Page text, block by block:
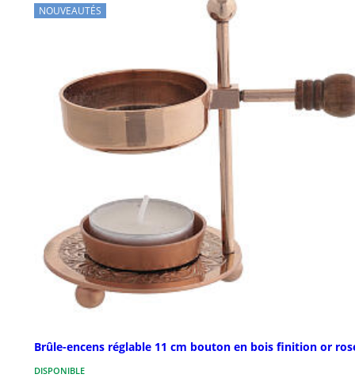
NOUVEAUTÉS
Brûle-encens réglable 11 cm bouton en bois finition or
DISPONIBLE